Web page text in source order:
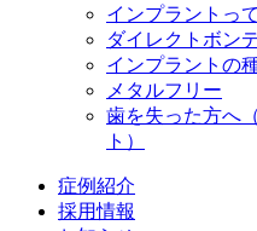
インプラントっ
ダイレクトボン
インプラントの
メタルフリー
歯を失った方へ
ト）
症例紹介
採用情報